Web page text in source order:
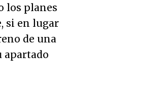
los planes
si en lugar
de una
apartado